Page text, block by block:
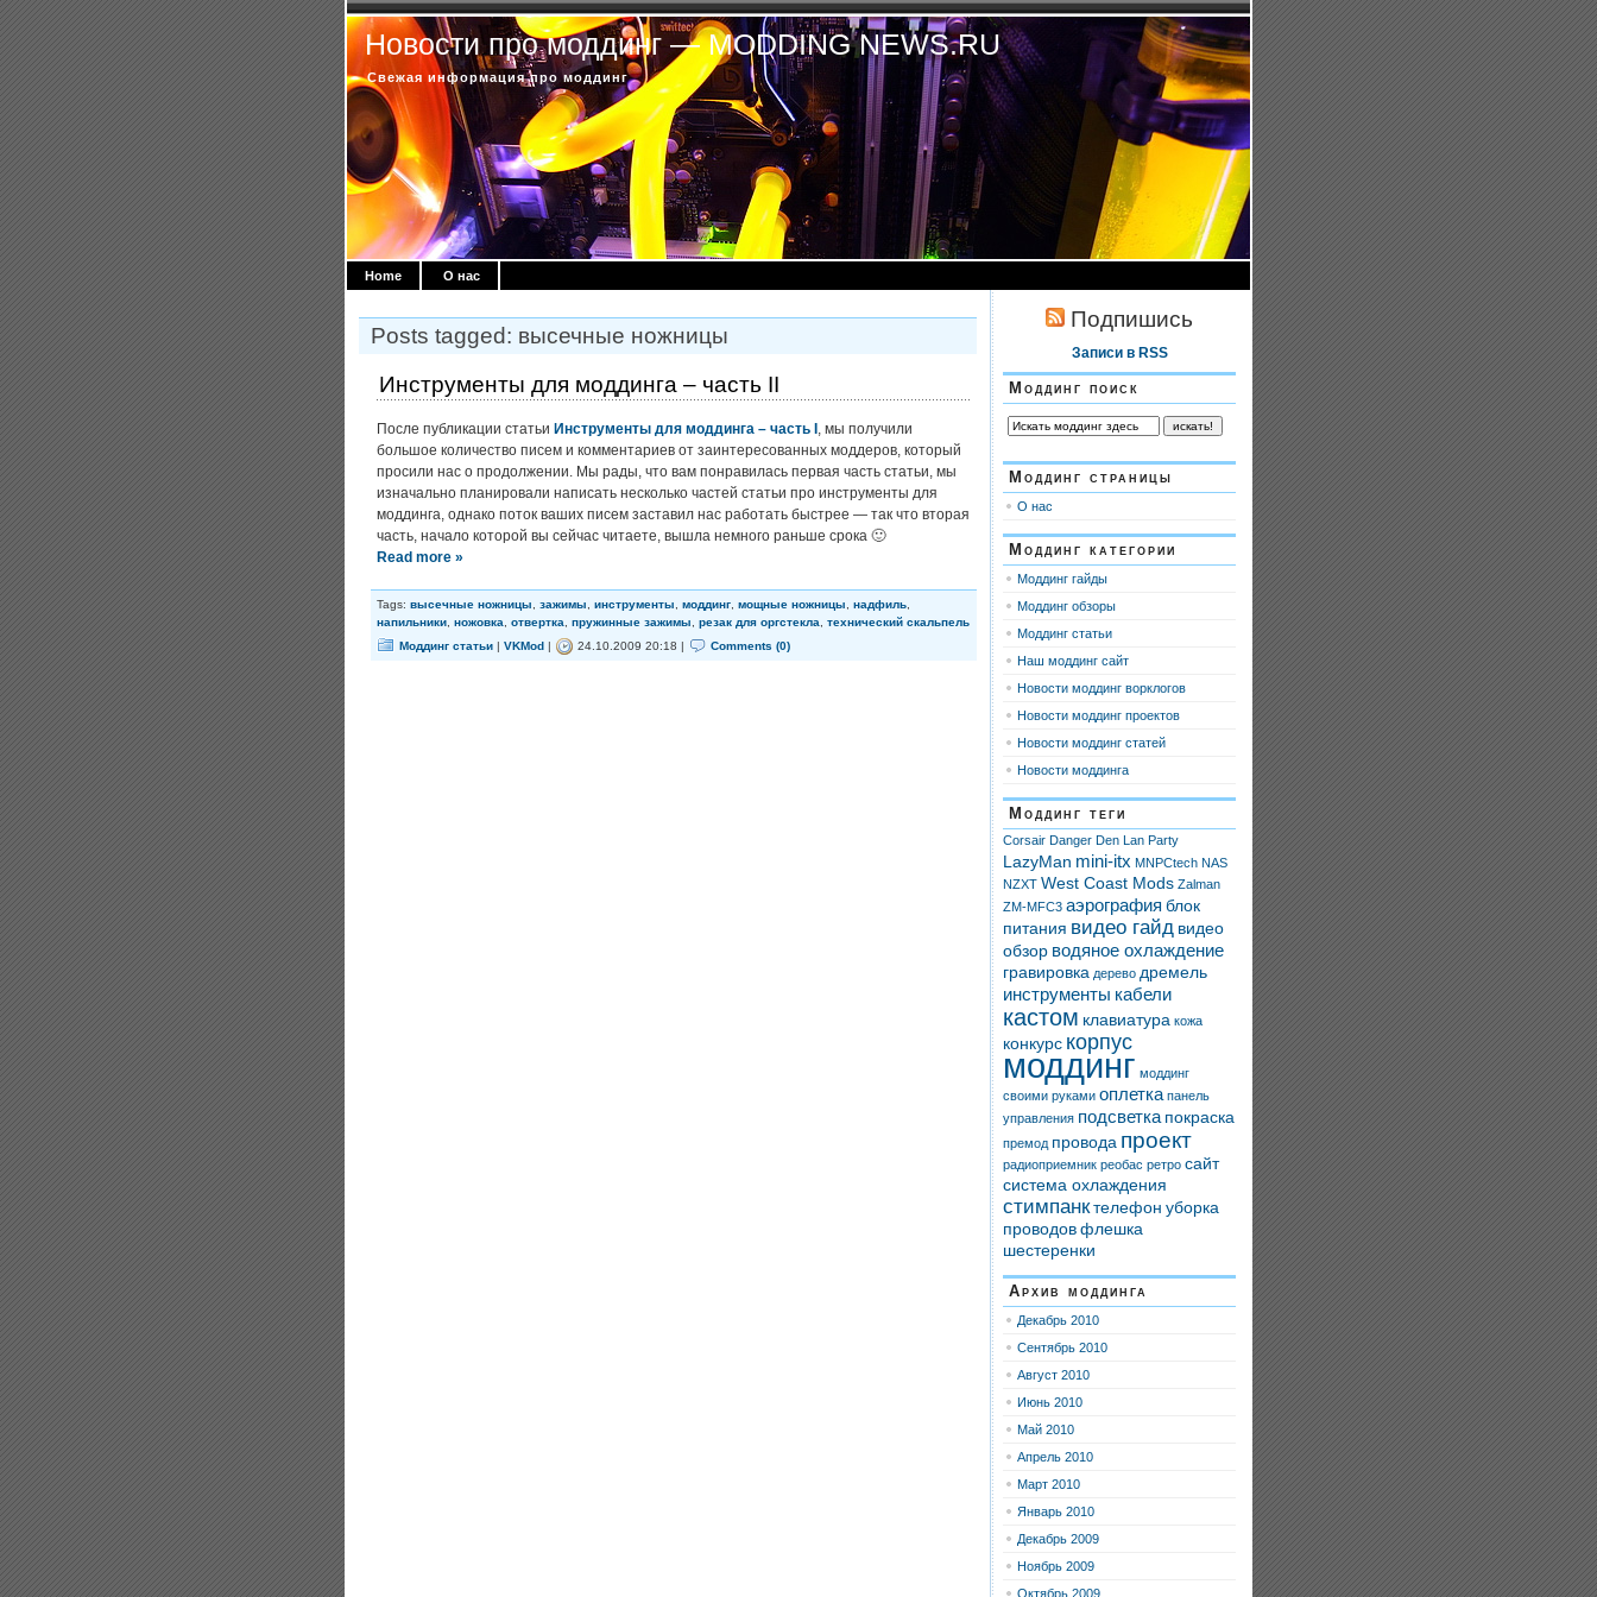
Новости про моддинг — MODDING NEWS.RU
Свежая информация про моддинг
Home О нас
Posts tagged: высечные ножницы
Инструменты для моддинга – часть II
После публикации статьи Инструменты для моддинга – часть I , мы получили
большое количество писем и комментариев от заинтересованных моддеров, который
просили нас о продолжении. Мы рады, что вам понравилась первая часть статьи, мы
изначально планировали написать несколько частей статьи про инструменты для
моддинга, однако поток ваших писем заставил нас работать быстрее — так что вторая
часть, начало которой вы сейчас читаете, вышла немного раньше срока 🙂
Read more »
Tags: высечные ножницы зажимы инструменты моддинг мощные ножницы надфиль
напильники ножовка отвертка пружинные зажимы резак для оргстекла
технический скальпель
Моддинг статьи | VKMod | 24.10.2009 20:18 | Comments (0)
Подпишись
Записи в RSS
Моддинг поиск
Моддинг страницы
О нас
Моддинг категории
Моддинг гайды
Моддинг обзоры
Моддинг статьи
Наш моддинг сайт
Новости моддинг ворклогов
Новости моддинг проектов
Новости моддинг статей
Новости моддинга
Моддинг теги
Corsair Danger Den Lan Party
LazyMan mini-itx MNPCtech NAS
NZXT West Coast Mods Zalman
ZM-MFC3 аэрография блок
питания видео гайд видео
обзор водяное охлаждение
гравировка дерево дремель
инструменты кабели
кастом клавиатура кожа
конкурс корпус
моддинг моддинг
своими руками оплетка панель
управления подсветка покраска
премод провода проект
радиоприемник реобас ретро сайт
система охлаждения
стимпанк телефон уборка
проводов флешка
шестеренки
Архив моддинга
Декабрь 2010
Сентябрь 2010
Август 2010
Июнь 2010
Май 2010
Апрель 2010
Март 2010
Январь 2010
Декабрь 2009
Ноябрь 2009
Октябрь 2009